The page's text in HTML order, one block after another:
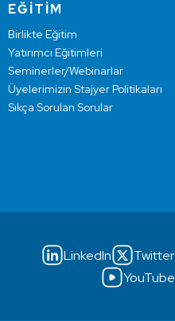
EĞİTİM
Birlikte Eğitim
Yatırımcı Eğitimleri
Seminerler/Webinarlar
Üyelerimizin Stajyer Politikaları
Sıkça Sorulan Sorular
LinkedIn Twitter
YouTube